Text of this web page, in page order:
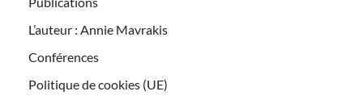
L’auteur : Annie Mavrakis
Conférences
Politique de cookies (UE)